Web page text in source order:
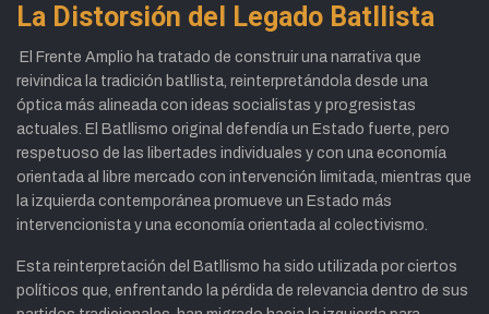
La Distorsión del Legado Batllista
El Frente Amplio ha tratado de construir una narrativa que
reivindica la tradición batllista, reinterpretándola desde una
óptica más alineada con ideas socialistas y progresistas
actuales. El Batllismo original defendía un Estado fuerte, pero
respetuoso de las libertades individuales y con una economía
orientada al libre mercado con intervención limitada, mientras que
la izquierda contemporánea promueve un Estado más
intervencionista y una economía orientada al colectivismo.
Esta reinterpretación del Batllismo ha sido utilizada por ciertos
políticos que, enfrentando la pérdida de relevancia dentro de sus